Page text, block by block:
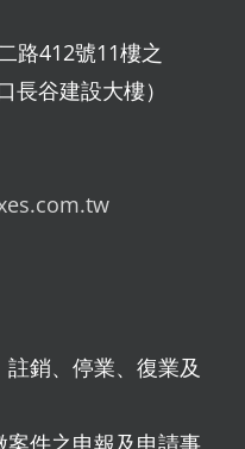
路412號11樓之
長谷建設大樓）
銷、停業、復業及